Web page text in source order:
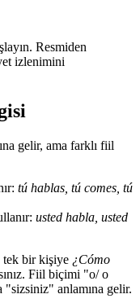
Resmiden
izlenimini
gelir, ama farklı fiil
tú hablas, tú comes, tú
usted habla, usted
tek bir kişiye ¿Cómo
Fiil biçimi "o/ o
anlamına gelir.